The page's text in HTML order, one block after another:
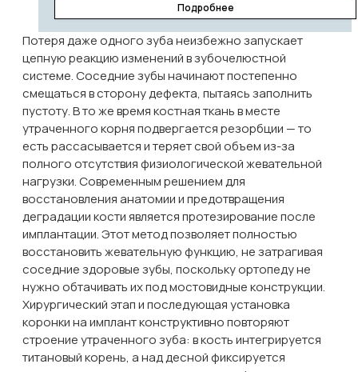
Тимчасова коронка на імпланті Straumann
10200грн.
Імплант Osstem 1 етап хірургічний
14000грн.
Тимчасова коронка на імпланті Osstem
6500грн.
Подробнее
Потеря даже одного зуба неизбежно запускает
цепную реакцию изменений в зубочелюстной
системе. Соседние зубы начинают постепенно
смещаться в сторону дефекта, пытаясь заполнить
пустоту. В то же время костная ткань в месте
утраченного корня подвергается резорбции — то
есть рассасывается и теряет свой объем из-за
полного отсутствия физиологической жевательной
нагрузки. Современным решением для
восстановления анатомии и предотвращения
деградации кости является протезирование после
имплантации. Этот метод позволяет полностью
восстановить жевательную функцию, не затрагивая
соседние здоровые зубы, поскольку ортопеду не
нужно обтачивать их под мостовидные конструкции.
Хирургический этап и последующая установка
коронки на имплант конструктивно повторяют
строение утраченного зуба: в кость интегрируется
титановый корень, а над десной фиксируется